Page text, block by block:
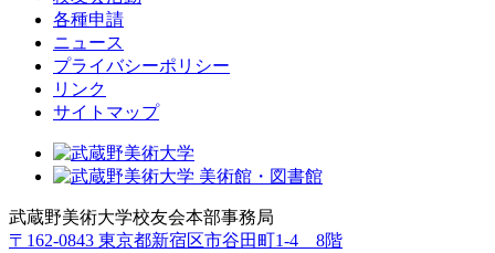
各種申請
ニュース
プライバシーポリシー
リンク
サイトマップ
武蔵野美術大学校友会本部事務局
〒162-0843 東京都新宿区市谷田町1-4 8階